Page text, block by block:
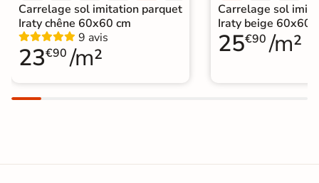
Carrelage sol imitation parquet
Iraty chêne 60x60 cm
9 avis
23€90 /m²
Carrelage sol
Iraty beige 60x60
25€90 /m²